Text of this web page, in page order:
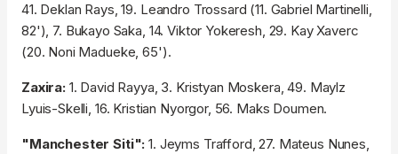
41. Deklan Rays, 19. Leandro Trossard (11. Gabriel Martinelli,
82'), 7. Bukayo Saka, 14. Viktor Yokeresh, 29. Kay Xaverc
(20. Noni Madueke, 65').
Zaxira:1. David Rayya, 3. Kristyan Moskera, 49. Maylz
Lyuis-Skelli, 16. Kristian Nyorgor, 56. Maks Doumen.
"Manchester Siti": 1. Jeyms Trafford, 27. Mateus Nunes,